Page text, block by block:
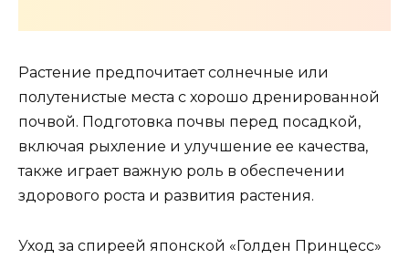
Растение предпочитает солнечные или
полутенистые места с хорошо дренированной
почвой. Подготовка почвы перед посадкой,
включая рыхление и улучшение ее качества,
также играет важную роль в обеспечении
здорового роста и развития растения.
Уход за спиреей японской «Голден Принцесс»